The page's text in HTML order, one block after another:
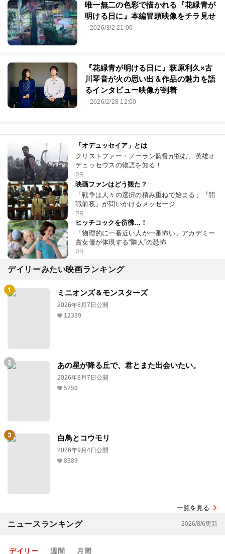
唯一無二の色彩で描かれる『花緑青が
明ける日に』本編冒頭映像をチラ見せ
2026/3/2 21:00
『花緑青が明ける日に』萩原利久×古
川琴⾳が⽕の思い出＆作品の魅⼒を語
るインタビュー映像が到着
2026/2/28 12:00
「オデュッセイア」とは
クリストファー・ノーラン監督が挑む、英雄オ
デュッセウスの物語を知る！
PR
映画ファンはどう観た？
「戦争は人々の選択の積み重ねで始まる」『開
戦前夜』が問いかけるメッセージ
PR
ヒッチコックを彷彿…！
「物理的に一番近い人が一番怖い」アカデミー
賞女優が体現する“隣人”の恐怖
PR
デイリーみたい映画ランキング
ミニオンズ＆モンスターズ
2026年8月7日公開
12339
あの星が降る丘で、君とまた出会いたい。
2026年8月7日公開
5750
白鳥とコウモリ
2026年9月4日公開
8589
一覧を見る
ニュースランキング 2026/8/6更新
デイリー 週間 月間